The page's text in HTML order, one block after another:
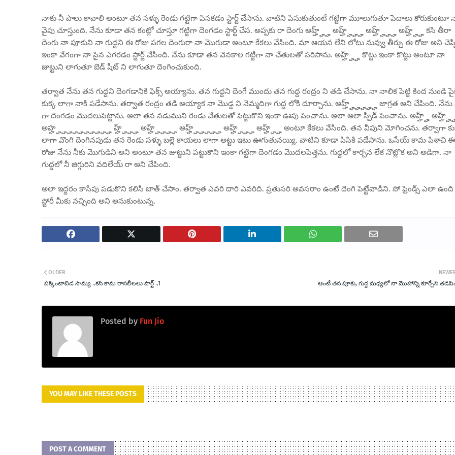
నాకు నీ పాలు కావాలి అంటూ తన సళ్ళు రెండు గట్టిగా పిసకడం స్టార్ట్ చేసాను. వాటిని పిసుకుతుంటే గట్టిగా మూలుగుతూ పెదాలు కోరుకుంటూ
వైపు చూస్తుంది. నేను కూడా తన కంట్లో చూస్తూ గట్టిగా దెంగడం స్టార్ట్ చేస. అప్పకు రా దెంగు అహ్హ్హ్హ్ అహ్హ్హ్హ్హ్ అహ్హ్హ్హ్హ్ అహ్హ్హ్హ్ కసి తీరా
దెంగు నా పూకుని నా గుద్దని ఈ రోజు పగల దెంగురా నా మొగుడా అంటూ కేకలు వేసింది. మా ఆయన లేని లోటు నువ్వు తీర్చు ఈ రోజు అని
ఇంకా వేగంగా నా పైన ఎగరడం స్టార్ట్ చేసింది. నేను కూడా తన వెనకాల గట్టిగా నా చేతులతో సరిసాను. అహ్హ్హ్హ్ కొట్టు ఇంకా కొట్టు అంటూ నా
జుట్టుని లాగుతూ బెడ్ షీట్ ని లాగుతూ దెంగించుకుంది.
తర్వాత నేను తన గుద్దని దెంగడానికి ఫిక్స్ అయ్యాను. తన గుద్దని దెంగే ముందు తన గుద్ద రంద్రం ని తడి చేసాను. నా నాలిక పెట్టి కింద నుండి
కుక్క లాగా నాకి పడేసాను. తర్వాత రంద్రం తడి అయ్యాక నా మొడ్డ ని నెమ్మదిగా గుద్ద లోకి దూర్చాను. అహ్హ్హ్హ్హ్హ్హ్ జాగ్రత అని చేపింది. నేను
గా దెంగడం మొదలుపెట్టాను. అలా తన నడుముని రెండు చేతులతో పెట్టుకొని ఇంకా ఊపు పెంచాను. అలా అలా స్పీడ్ పెంచాను. అహ్హ్హ్
అహ్హ్హ్హ్హ్హ్హ్హ్హ్హ్హ్హ హ్హ్హ్హ్హ్ అహ్హ్హ్హ్హ్హ్ అహ్హ్హ్హ్హ్హ్హ్ అహ్హ్హ్హ్హ్ అహ్హ్హ్హ్ అంటూ కేకలు వేసింది. తన వీపుని మోగించను. తర్వాగా
లాగా వొంగి దెంగినపుడు తన రెండు సళ్ళు బల్లె కాయలు లాగా అట్టు ఇటు ఊగుతునయ్యి. వాటిని కూడా పిసికి పడేసాను. ఒసేయ్ కామ పిశాచి ఈ
రోజు నేను నీకు మొగుడిని అని అంటూ తన జుట్టుని పట్టుకొని ఇంకా గట్టిగా దెంగడం మొదలపెత్తను. గుద్దలో కార్చన లేక నొట్లొక అని అడిగా. నా
గుద్దలో నీ జిగ్గురిని వదిలేయ్ రా అని చేపింది.
అలా ఇద్దరం కాసేపు పడుకొని కలిసి బాత్ చేసాం. తర్వాత ఎవరి దారి ఎవరిది. ప్రతుసరి అవసరాం ఉంటే దెంగి పెట్టేవాడిని. సో ఫ్రెండ్స్ ఎలా
స్టోరీ మీకు నచ్చింది అని అనుకుంటున్న.
ఆంటీ తన పూకు, గుద్ద మధ్యలో నా మొహాన్ని కూర్చేసి
OLDER
పక్కింటావిడ సౌమ్య ..కసి కామ రాసలీలలు పార్ట్ ..1
Posted by Fun Jio
YOU MAY LIKE THESE POSTS
POST A COMMENT